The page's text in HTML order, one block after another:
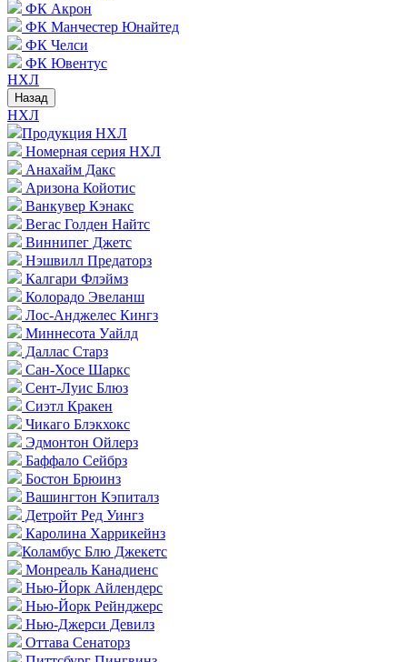
ФК Акрон
ФК Манчестер Юнайтед
ФК Челси
ФК Ювентус
НХЛ
Назад
НХЛ
Продукция НХЛ
Номерная серия НХЛ
Анахайм Дакс
Аризона Койотис
Ванкувер Кэнакс
Вегас Голден Найтс
Виннипег Джетс
Нэшвилл Предаторз
Калгари Флэймз
Колорадо Эвеланш
Лос-Анджелес Кингз
Миннесота Уайлд
Даллас Старз
Сан-Хосе Шаркс
Сент-Луис Блюз
Сиэтл Кракен
Чикаго Блэкхокс
Эдмонтон Ойлерз
Баффало Сейбрз
Бостон Брюинз
Вашингтон Кэпиталз
Детройт Ред Уингз
Каролина Харрикейнз
Коламбус Блю Джекетс
Монреаль Канадиенс
Нью-Йорк Айлендерс
Нью-Йорк Рейнджерс
Нью-Джерси Девилз
Оттава Сенаторз